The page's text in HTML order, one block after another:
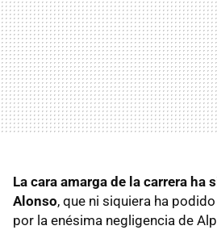
La cara amarga de la carrera ha
Alonso, que ni siquiera ha
por la enésima negligencia de